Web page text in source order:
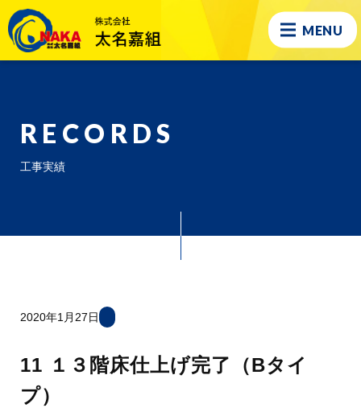
MENU
RECORDS
工事実績
2020年1月27日
11 １３階床仕上げ完了（Bタイ
プ）